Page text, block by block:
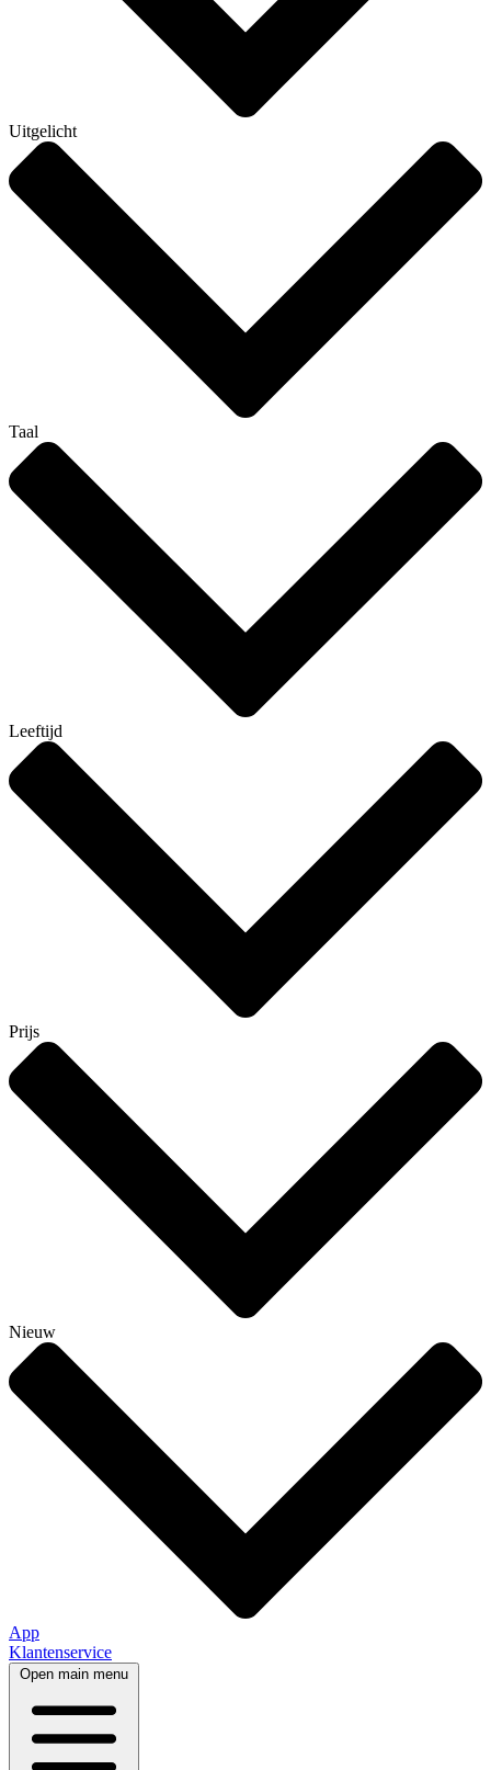
Uitgelicht
Taal
Leeftijd
Prijs
Nieuw
App
Klantenservice
Open main menu